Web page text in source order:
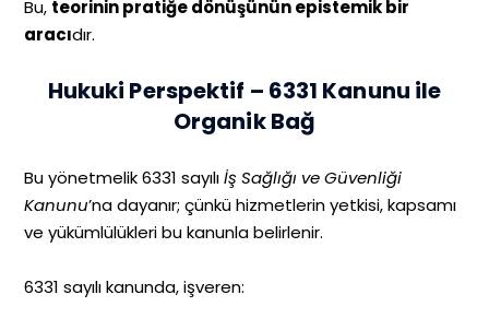
Bu, teorinin pratiğe dönüşünün epistemik bir
aracıdır.
Hukuki Perspektif – 6331 Kanunu ile
Organik Bağ
Bu yönetmelik 6331 sayılıİş Sağlığı ve Güvenliği
Kanunu’na dayanır; çünkü hizmetlerin yetkisi, kapsamı
ve yükümlülükleri bu kanunla belirlenir.
6331 sayılı kanunda, işveren: